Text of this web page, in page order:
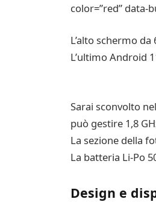
color=”red” data-
L’alto schermo
L’ultimo Android
Sarai sconvolto
può gestire 1,8
La sezione della
La batteria Li-Po
Design e